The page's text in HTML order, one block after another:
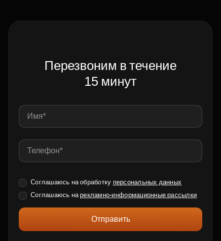
Перезвоним в течение
15 минут
Соглашаюсь на обработку персональных данных
Соглашаюсь нарекламно-информационные рассылки
Отправить